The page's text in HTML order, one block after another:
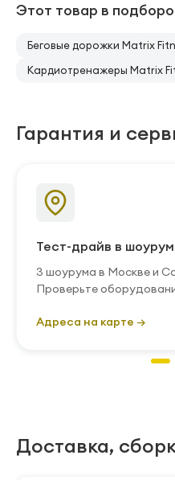
Этот товар в
Беговые дорожки Matrix
Кардиотренажеры Matrix
Гарантия и
Тест-драйв в
3 шоурума в Москве и
Проверьте
Адреса на карте →
Доставка,